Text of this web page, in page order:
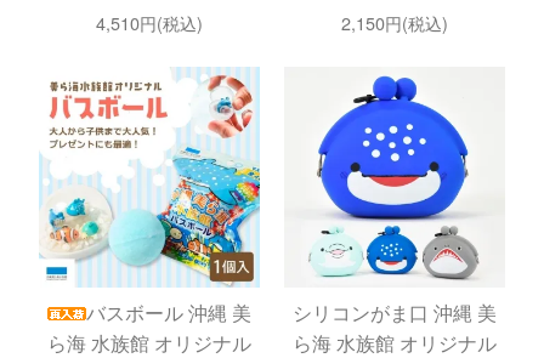
4,510円(税込) 2,150円(税込)
バスボール 沖縄 美
ら海 水族館 オリジナル
シリコンがま口 沖縄 美
ら海 水族館 オリジナル